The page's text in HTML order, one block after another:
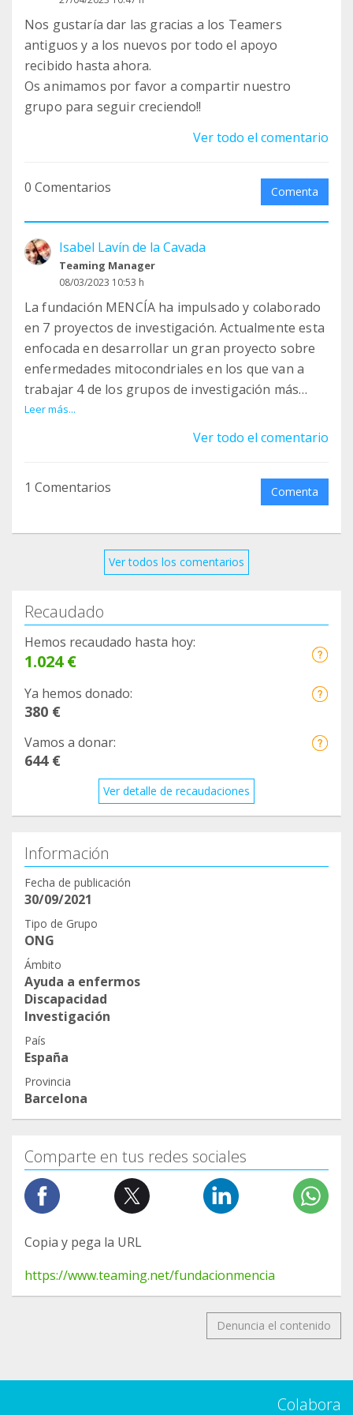
proyecto, y, en este sentido, la colaboración con
otros investigadores con conocimientos
complementarios creemos que es esencial para
avanzar en nuestro conocimiento.
Pregunta. ¿Cómo ves en el futuro las
enfermedades mitocondriales?
trastornos que son heterogéneos y son un reto
el cual el diagnóstico de la enfermedad será
rápido y certero, y el tratamiento será factible.
Para ello, es necesario un esfuerzo colectivo y
titánico por parte de la sociedad civil, de los
gobernantes a todos los niveles, y de las
fundaciones privadas, y de los entes públicos de
investigación con el objeto de financiar esta
investigación. Sólo de esa forma podremos
resolver estas enfermedades. En este sentido, es
esencial el papel de las Fundaciones como es el
potente catalizador de sinergias en el seno de la
Nos gustaría dar las gracias a los Teamers
antiguos y a los nuevos por todo el apoyo
recibido hasta ahora.
Os animamos por favor a compartir nuestro
grupo para seguir creciendo!!
Ver todo el comentario
0 Comentarios Comenta
Isabel Lavín de la Cavada
Teaming Manager
08/03/2023 10:53 h
La fundación MENCÍA ha impulsado y colaborado
en 7 proyectos de investigación. Actualmente esta
enfocada en desarrollar un gran proyecto sobre
enfermedades mitocondriales en los que van a
trabajar 4 de los grupos de investigación más
importantes de España: El IRB Barcelona, Hospital
Vall d´Hebron, CIMA Universidad de Navarra y
Leer más...
Ver todo el comentario
1 Comentarios Comenta
Ver todos los comentarios
Recaudado
Hemos recaudado hasta hoy:
1.024 €
Ya hemos donado:
380 €
Vamos a donar:
644 €
Ver detalle de recaudaciones
Información
Fecha de publicación
30/09/2021
Tipo de Grupo
ONG
Ámbito
Ayuda a enfermos
Discapacidad
Investigación
País
España
Provincia
Barcelona
Comparte en tus redes sociales
Copia y pega la URL
https://www.teaming.net/fundacionmencia
Denuncia el contenido
Colabora